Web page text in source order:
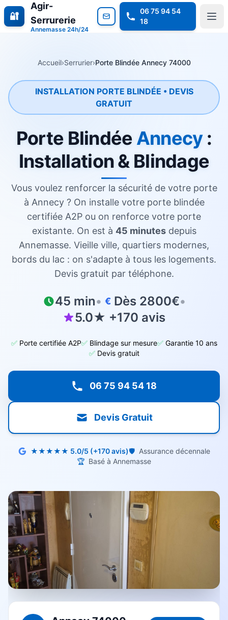
🔐
Agir-
Serrurerie
Annemasse 24h/24
06 75 94 54
18
Accueil›Serrurier›Porte Blindée Annecy 74000
INSTALLATION PORTE BLINDÉE • DEVIS
GRATUIT
Porte Blindée Annecy:
Installation & Blindage
Vous voulez renforcer la sécurité de votre porte
à Annecy ? On installe votre porte blindée
certifiée A2P ou on renforce votre porte
existante. On est à 45 minutesdepuis
Annemasse. Vieille ville, quartiers modernes,
bords du lac : on s'adapte à tous les logements.
Devis gratuit par téléphone.
45 min• € Dès 2800€•
5.0★ +170 avis
✅ Porte certifiée A2P✅ Blindage sur mesure✅ Garantie 10 ans
✅ Devis gratuit
06 75 94 54 18
Devis Gratuit
★★★★★ 5.0/5 (+170 avis)🛡️ Assurance décennale
🏆 Basé à Annemasse